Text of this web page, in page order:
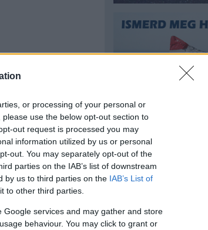
or processing of your personal or
use the below opt-out section to
out request is processed you may
information utilized by us or personal
out. You may separately opt-out of the
parties on the IAB’s list of downstream
by us to third parties on the IAB’s List of
to other third parties.
services and may gather and store
behaviour. You may click to grant or